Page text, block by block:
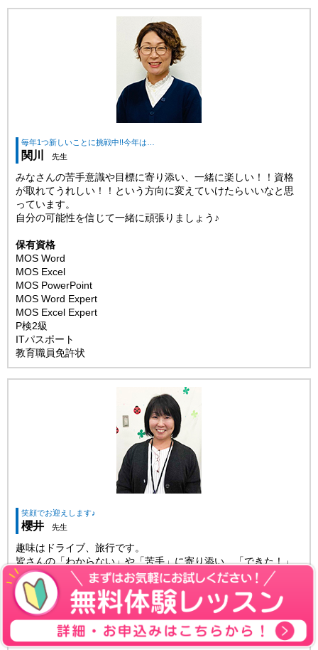
毎年1つ新しいことに挑戦中!!今年は…
関川 先生
みなさんの苦手意識や目標に寄り添い、一緒に楽しい！！資格
が取れてうれしい！！という方向に変えていけたらいいなと思
っています。
自分の可能性を信じて一緒に頑張りましょう♪
保有資格
MOS Word
MOS Excel
MOS PowerPoint
MOS Word Expert
MOS Excel Expert
P検2級
ITパスポート
教育職員免許状
笑顔でお迎えします♪
櫻井 先生
趣味はドライブ、旅行です。
皆さんの「わからない」や「苦手」に寄り添い、「できた！」
という喜びを一緒にわかち合いたいです。
保有資格
MOS Word
MOS Excel
MOS PowerPoint